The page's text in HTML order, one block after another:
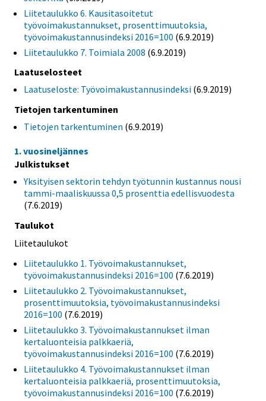
Liitetaulukko 6. Kausitasoitetut
työvoimakustannukset, prosenttimuutoksia,
työvoimakustannusindeksi 2016=100 (6.9.2019)
Liitetaulukko 7. Toimiala 2008 (6.9.2019)
Laatuselosteet
Laatuseloste: Työvoimakustannusindeksi (6.9.2019)
Tietojen tarkentuminen
Tietojen tarkentuminen (6.9.2019)
1. vuosineljännes
Julkistukset
Yksityisen sektorin tehdyn työtunnin kustannus nousi
tammi-maaliskuussa 0,5 prosenttia edellisvuodesta
(7.6.2019)
Taulukot
Liitetaulukot
Liitetaulukko 1. Työvoimakustannukset,
työvoimakustannusindeksi 2016=100 (7.6.2019)
Liitetaulukko 2. Työvoimakustannukset,
prosenttimuutoksia, työvoimakustannusindeksi
2016=100 (7.6.2019)
Liitetaulukko 3. Työvoimakustannukset ilman
kertaluonteisia palkkaeriä,
työvoimakustannusindeksi 2016=100 (7.6.2019)
Liitetaulukko 4. Työvoimakustannukset ilman
kertaluonteisia palkkaeriä, prosenttimuutoksia,
työvoimakustannusindeksi 2016=100 (7.6.2019)